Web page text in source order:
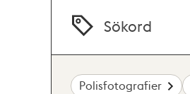
Sökord
Polisfotografier